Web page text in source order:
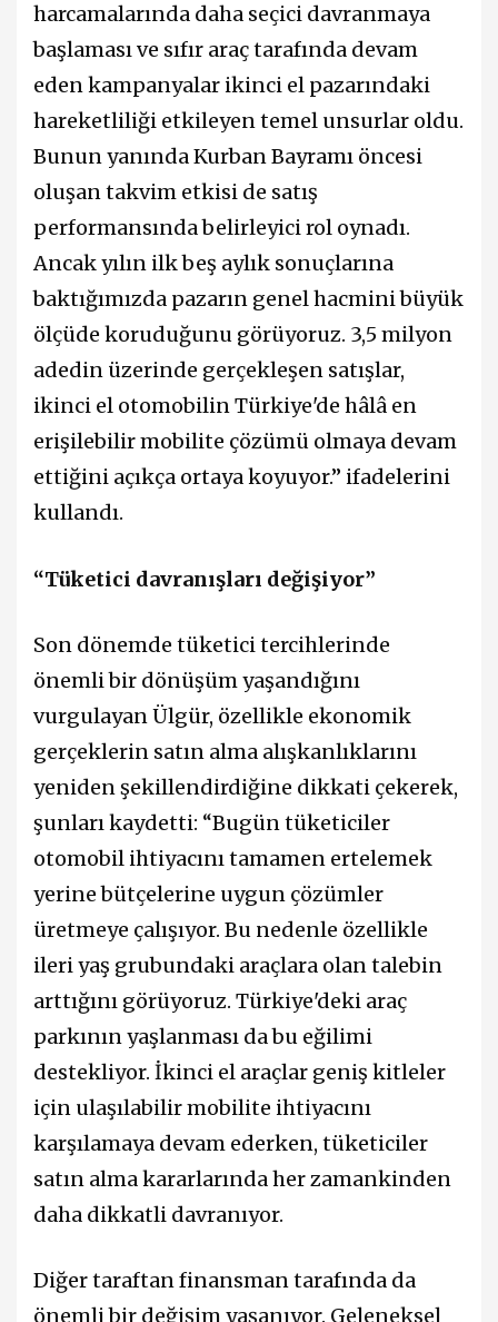
harcamalarında daha seçici davranmaya
başlaması ve sıfır araç tarafında devam
eden kampanyalar ikinci el pazarındaki
hareketliliği etkileyen temel unsurlar oldu.
Bunun yanında Kurban Bayramı öncesi
oluşan takvim etkisi de satış
performansında belirleyici rol oynadı.
Ancak yılın ilk beş aylık sonuçlarına
baktığımızda pazarın genel hacmini büyük
ölçüde koruduğunu görüyoruz. 3,5 milyon
adedin üzerinde gerçekleşen satışlar,
ikinci el otomobilin Türkiye'de hâlâ en
erişilebilir mobilite çözümü olmaya devam
ettiğini açıkça ortaya koyuyor.” ifadelerini
kullandı.
“Tüketici davranışları değişiyor”
Son dönemde tüketici tercihlerinde
önemli bir dönüşüm yaşandığını
vurgulayan Ülgür, özellikle ekonomik
gerçeklerin satın alma alışkanlıklarını
yeniden şekillendirdiğine dikkati çekerek,
şunları kaydetti: “Bugün tüketiciler
otomobil ihtiyacını tamamen ertelemek
yerine bütçelerine uygun çözümler
üretmeye çalışıyor. Bu nedenle özellikle
ileri yaş grubundaki araçlara olan talebin
arttığını görüyoruz. Türkiye'deki araç
parkının yaşlanması da bu eğilimi
destekliyor. İkinci el araçlar geniş kitleler
için ulaşılabilir mobilite ihtiyacını
karşılamaya devam ederken, tüketiciler
satın alma kararlarında her zamankinden
daha dikkatli davranıyor.
Diğer taraftan finansman tarafında da
önemli bir değişim yaşanıyor. Geleneksel